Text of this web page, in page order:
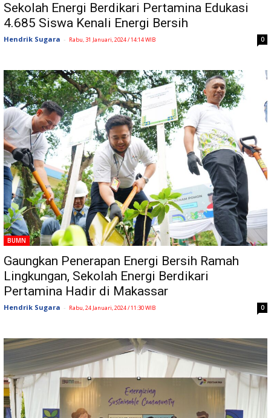
Sekolah Energi Berdikari Pertamina Edukasi
4.685 Siswa Kenali Energi Bersih
Hendrik Sugara - Rabu, 31 Januari, 2024 / 14:14 WIB 0
BUMN
Gaungkan Penerapan Energi Bersih Ramah
Lingkungan, Sekolah Energi Berdikari
Pertamina Hadir di Makassar
Hendrik Sugara - Rabu, 24 Januari, 2024 / 11:30 WIB 0